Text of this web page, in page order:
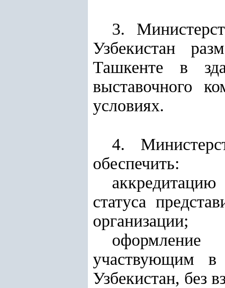
3.
Узбекистан
Ташкенте в
выставочного
условиях.
4.
обеспечить:
статуса
организации;
оформление
участвующим в
Узбекистан, без